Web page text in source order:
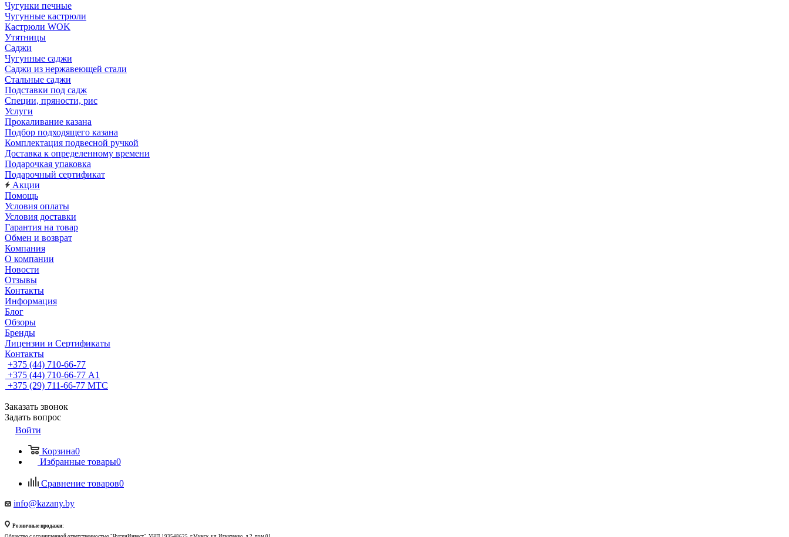
Чугунки печные
Чугунные кастрюли
Кастрюли WOK
Утятницы
Саджи
Чугунные саджи
Саджи из нержавеющей стали
Стальные саджи
Подставки под садж
Специи, пряности, рис
Услуги
Прокаливание казана
Подбор подходящего казана
Комплектация подвесной ручкой
Доставка к определенному времени
Подарочкая упаковка
Подарочный сертификат
Акции
Помощь
Условия оплаты
Условия доставки
Гарантия на товар
Обмен и возврат
Компания
О компании
Новости
Отзывы
Контакты
Информация
Блог
Обзоры
Бренды
Лицензии и Сертификаты
Контакты
+375 (44) 710-66-77
+375 (44) 710-66-77 А1
+375 (29) 711-66-77 МТС
Заказать звонок
Задать вопрос
Войти
Корзина0
Избранные товары0
Сравнение товаров0
info@kazany.by
Розничные продажи: